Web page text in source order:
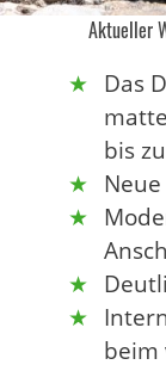
Aktueller
Das
bis
beim